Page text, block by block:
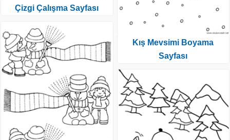
Çizgi Çalışma Sayfası
Kış Mevsimi Boyama
Sayfası